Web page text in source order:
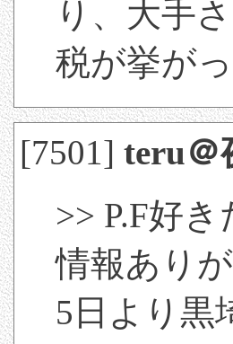
り、大手
税が挙が
[7501]teru＠
>> P.F好
情報あり
5日より黒